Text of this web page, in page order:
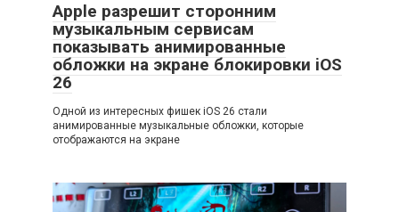
Apple разрешит сторонним
музыкальным сервисам
показывать анимированные
обложки на экране блокировки iOS
26
Одной из интересных фишек iOS 26 стали
анимированные музыкальные обложки, которые
отображаются на экране